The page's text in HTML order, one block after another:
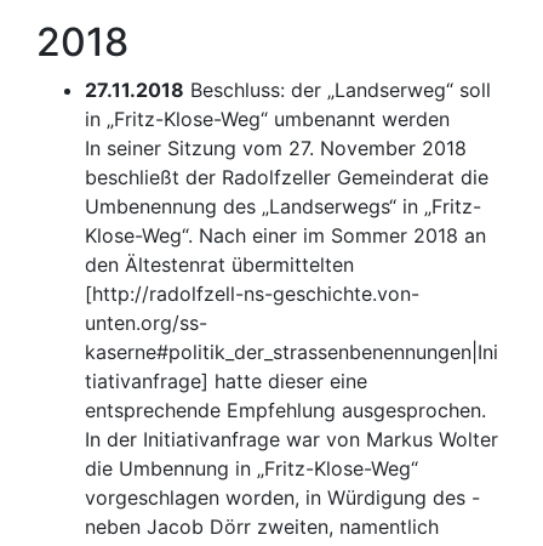
2018
27.11.2018 Beschluss: der „Landserweg“ soll
in „Fritz-Klose-Weg“ umbenannt werden
In seiner Sitzung vom 27. November 2018
beschließt der Radolfzeller Gemeinderat die
Umbenennung des „Landserwegs“ in „Fritz-
Klose-Weg“. Nach einer im Sommer 2018 an
den Ältestenrat übermittelten
[http://radolfzell-ns-geschichte.von-
unten.org/ss-
kaserne#politik_der_strassenbenennungen|Ini
tiativanfrage] hatte dieser eine
entsprechende Empfehlung ausgesprochen.
In der Initiativanfrage war von Markus Wolter
die Umbennung in „Fritz-Klose-Weg“
vorgeschlagen worden, in Würdigung des -
neben Jacob Dörr zweiten, namentlich